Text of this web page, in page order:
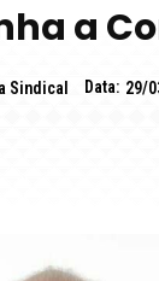
a
Sindical Data: 29/